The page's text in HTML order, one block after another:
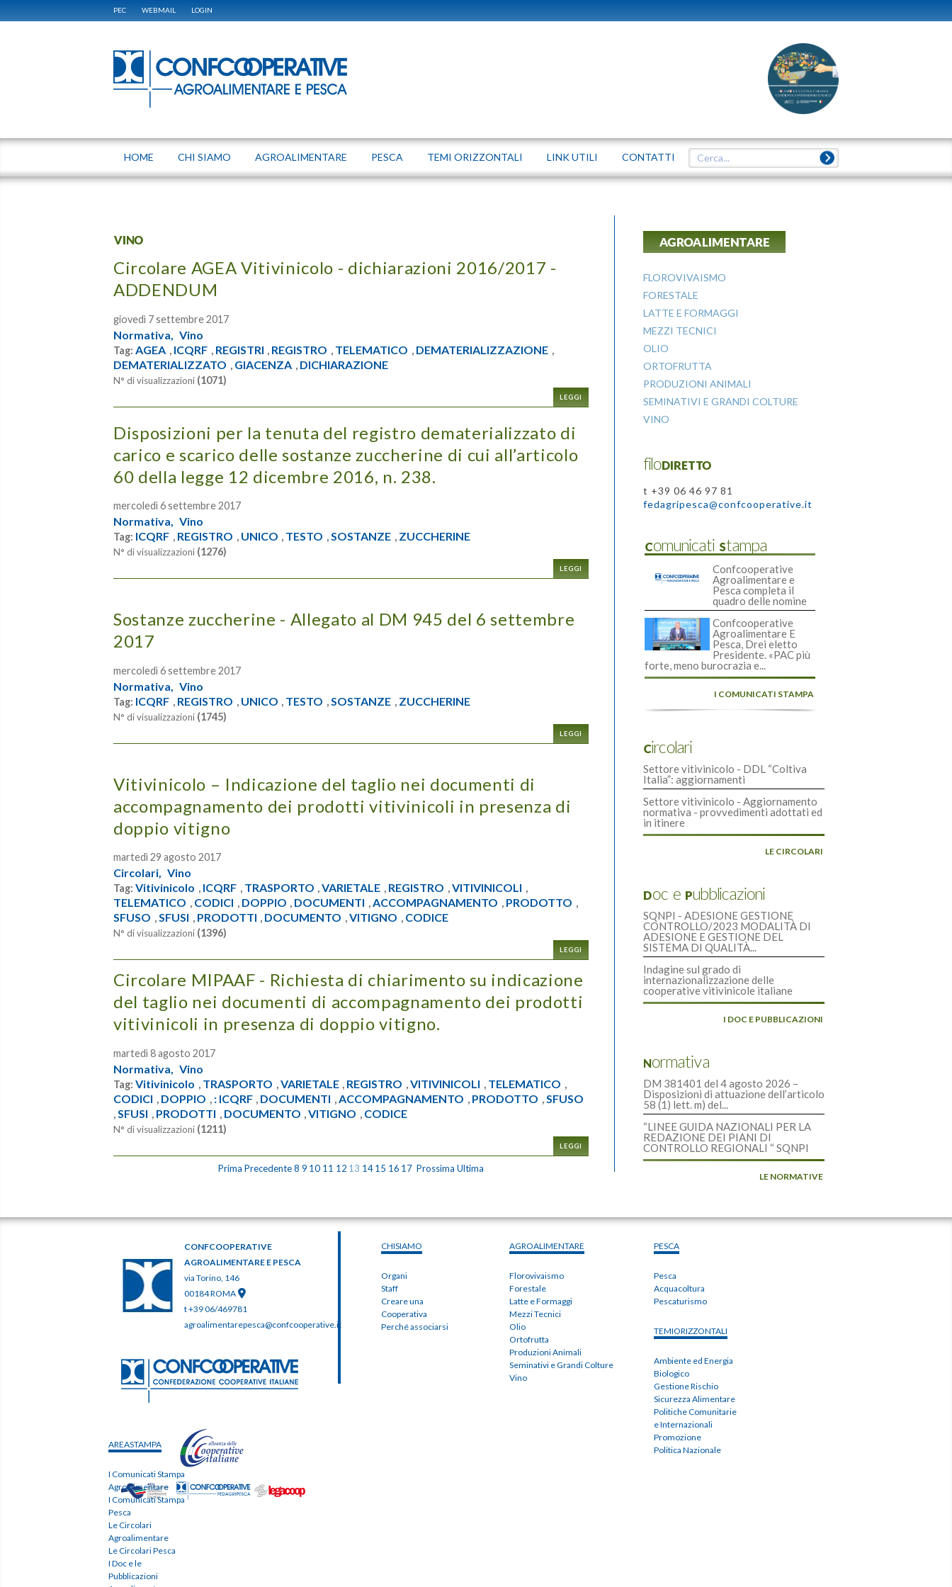
PEC WEBMAIL LOGIN
HOME CHI SIAMO AGROALIMENTARE PESCA TEMI ORIZZONTALI LINK UTILI CONTATTI
VINO
Circolare AGEA Vitivinicolo - dichiarazioni 2016/2017 -
ADDENDUM
giovedì 7 settembre 2017
Normativa, Vino
Tag: AGEA , ICQRF , REGISTRI , REGISTRO , TELEMATICO , DEMATERIALIZZAZIONE ,
DEMATERIALIZZATO , GIACENZA , DICHIARAZIONE
N° di visualizzazioni (1071)
LEGGI
Disposizioni per la tenuta del registro dematerializzato di
carico e scarico delle sostanze zuccherine di cui all’articolo
60 della legge 12 dicembre 2016, n. 238.
mercoledì 6 settembre 2017
Normativa, Vino
Tag: ICQRF , REGISTRO , UNICO , TESTO ,SOSTANZE , ZUCCHERINE
N° di visualizzazioni (1276)
LEGGI
Sostanze zuccherine - Allegato al DM 945 del 6 settembre
2017
mercoledì 6 settembre 2017
Normativa, Vino
Tag: ICQRF , REGISTRO , UNICO , TESTO ,SOSTANZE , ZUCCHERINE
N° di visualizzazioni (1745)
LEGGI
Vitivinicolo – Indicazione del taglio nei documenti di
accompagnamento dei prodotti vitivinicoli in presenza di
doppio vitigno
martedì 29 agosto 2017
Circolari, Vino
Tag: Vitivinicolo , ICQRF , TRASPORTO ,VARIETALE , REGISTRO ,VITIVINICOLI ,
TELEMATICO , CODICI , DOPPIO , DOCUMENTI ,ACCOMPAGNAMENTO , PRODOTTO ,
SFUSO ,SFUSI , PRODOTTI , DOCUMENTO ,VITIGNO , CODICE
N° di visualizzazioni (1396)
LEGGI
Circolare MIPAAF - Richiesta di chiarimento su indicazione
del taglio nei documenti di accompagnamento dei prodotti
vitivinicoli in presenza di doppio vitigno.
martedì 8 agosto 2017
Normativa, Vino
Tag: Vitivinicolo , TRASPORTO ,VARIETALE , REGISTRO ,VITIVINICOLI , TELEMATICO ,
CODICI , DOPPIO , : ICQRF , DOCUMENTI ,ACCOMPAGNAMENTO , PRODOTTO ,SFUSO
,SFUSI , PRODOTTI , DOCUMENTO ,VITIGNO , CODICE
N° di visualizzazioni (1211)
LEGGI
Prima Precedente8 9 10 11 12 13 14 15 16 17 Prossima Ultima
AGROALIMENTARE
FLOROVIVAISMO
FORESTALE
LATTE E FORMAGGI
MEZZI TECNICI
OLIO
ORTOFRUTTA
PRODUZIONI ANIMALI
SEMINATIVI E GRANDI COLTURE
VINO
filoDIRETTO
t +39 06 46 97 81
fedagripesca@confcooperative.it
Comunicati Stampa
Confcooperative
Agroalimentare e
Pesca completa il
quadro delle nomine
Confcooperative
Agroalimentare E
Pesca, Drei eletto
Presidente. «PAC più
forte, meno burocrazia e...
I COMUNICATI STAMPA
Circolari
Settore vitivinicolo - DDL “Coltiva
Italia”: aggiornamenti
Settore vitivinicolo - Aggiornamento
normativa - provvedimenti adottati ed
in itinere
LE CIRCOLARI
Doc e Pubblicazioni
SQNPI - ADESIONE GESTIONE
CONTROLLO/2023 MODALITÀ DI
ADESIONE E GESTIONE DEL
SISTEMA DI QUALITÀ...
Indagine sul grado di
internazionalizzazione delle
cooperative vitivinicole italiane
I DOC E PUBBLICAZIONI
Normativa
DM 381401 del 4 agosto 2026 –
Disposizioni di attuazione dell’articolo
58 (1) lett. m) del...
“LINEE GUIDA NAZIONALI PER LA
REDAZIONE DEI PIANI DI
CONTROLLO REGIONALI “ SQNPI
LE NORMATIVE
CONFCOOPERATIVE
AGROALIMENTARE E PESCA
via Torino, 146
00184 ROMA
t +39 06/469781
agroalimentarepesca@confcooperative.it
CHISIAMO
Organi
Staff
Creare una
Cooperativa
Perché associarsi
AGROALIMENTARE
Florovivaismo
Forestale
Latte e Formaggi
Mezzi Tecnici
Olio
Ortofrutta
Produzioni Animali
Seminativi e Grandi Colture
Vino
PESCA
Pesca
Acquacoltura
Pescaturismo
TEMIORIZZONTALI
Ambiente ed Energia
Biologico
Gestione Rischio
Sicurezza Alimentare
Politiche Comunitarie
e Internazionali
Promozione
Politica Nazionale
AREASTAMPA
I Comunicati Stampa
Agroalimentare
I Comunicati Stampa
Pesca
Le Circolari
Agroalimentare
Le Circolari Pesca
I Doc e le
Pubblicazioni